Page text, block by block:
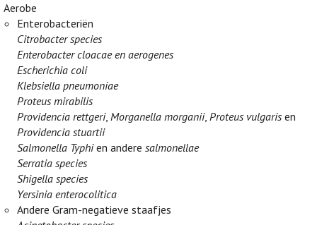
Aerobe
Enterobacteriën
Citrobacter species
Enterobacter cloacae en aerogenes
Escherichia coli
Klebsiella pneumoniae
Proteus mirabilis
Providencia rettgeri,Morganella morganii,Proteus vulgaris en
Providencia stuartii
Salmonella Typhien anderesalmonellae
Serratia species
Shigella species
Yersinia enterocolitica
Andere Gram-negatieve staafjes